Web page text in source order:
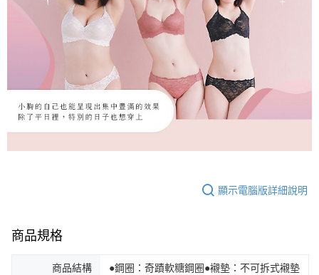
顯示電腦版詳細說明
商品規格
商品結構
●鋼圈：奇蹟軟糖鋼圈●襯墊：不可拆式襯墊